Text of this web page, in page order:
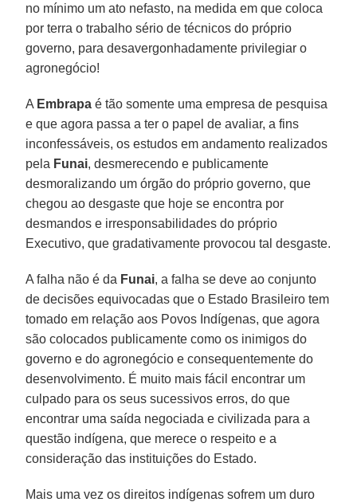
no mínimo um ato nefasto, na medida em que coloca
por terra o trabalho sério de técnicos do próprio
governo, para desavergonhadamente privilegiar o
agronegócio!
A Embrapaé tão somente uma empresa de pesquisa
e que agora passa a ter o papel de avaliar, a fins
inconfessáveis, os estudos em andamento realizados
pela Funai, desmerecendo e publicamente
desmoralizando um órgão do próprio governo, que
chegou ao desgaste que hoje se encontra por
desmandos e irresponsabilidades do próprio
Executivo, que gradativamente provocou tal desgaste.
A falha não é da Funai, a falha se deve ao conjunto
de decisões equivocadas que o Estado Brasileiro tem
tomado em relação aos Povos Indígenas, que agora
são colocados publicamente como os inimigos do
governo e do agronegócio e consequentemente do
desenvolvimento. É muito mais fácil encontrar um
culpado para os seus sucessivos erros, do que
encontrar uma saída negociada e civilizada para a
questão indígena, que merece o respeito e a
consideração das instituições do Estado.
Mais uma vez os direitos indígenas sofrem um duro